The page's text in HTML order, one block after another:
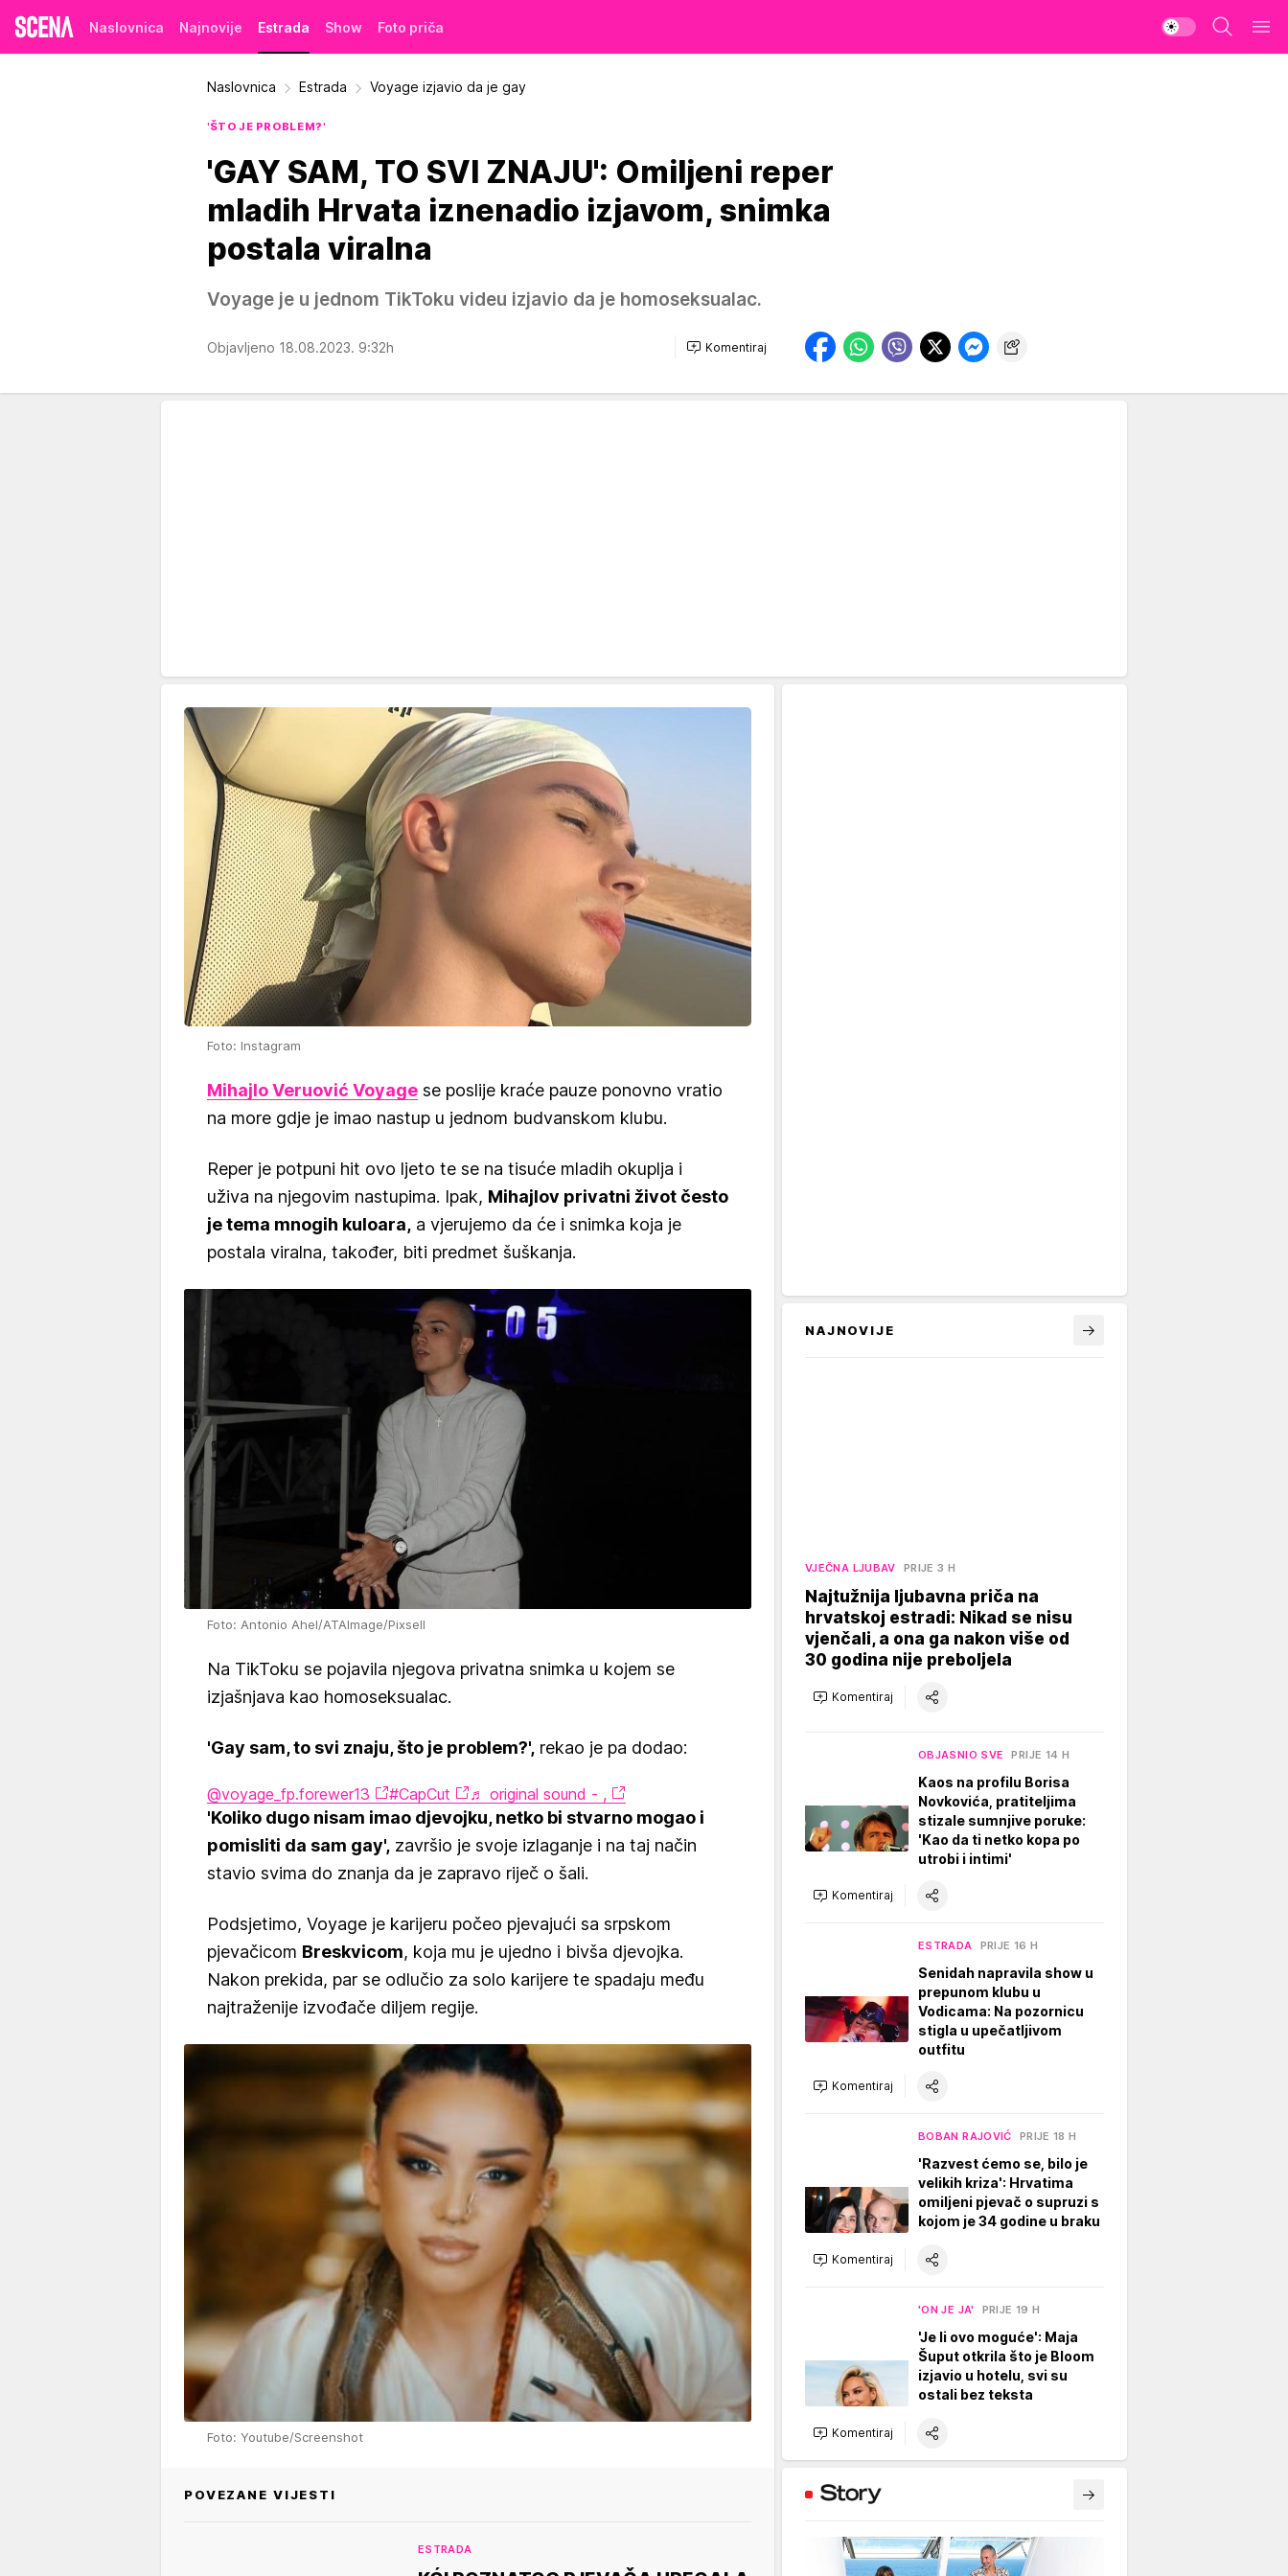
Naslovnica Najnovije Estrada Show Foto priča
Naslovnica Estrada Voyage izjavio da je gay
'ŠTO JE PROBLEM?'
'GAY SAM, TO SVI ZNAJU': Omiljeni reper
mladih Hrvata iznenadio izjavom, snimka
postala viralna
Voyage je u jednom TikToku videu izjavio da je homoseksualac.
Objavljeno 18.08.2023. 9:32h Komentiraj
Foto: Instagram
Mihajlo Veruović Voyage se poslije kraće pauze ponovno vratio
na more gdje je imao nastup u jednom budvanskom klubu.
Reper je potpuni hit ovo ljeto te se na tisuće mladih okuplja i
uživa na njegovim nastupima. Ipak, Mihajlov privatni život često
je tema mnogih kuloara, a vjerujemo da će i snimka koja je
postala viralna, također, biti predmet šuškanja.
Foto: Antonio Ahel/ATAImage/Pixsell
Na TikToku se pojavila njegova privatna snimka u kojem se
izjašnjava kao homoseksualac.
'Gay sam, to svi znaju, što je problem?', rekao je pa dodao:
@voyage_fp.forewer13 #CapCut ♬ original sound - ,
'Koliko dugo nisam imao djevojku, netko bi stvarno mogao i
pomisliti da sam gay', završio je svoje izlaganje i na taj način
stavio svima do znanja da je zapravo riječ o šali.
Podsjetimo, Voyage je karijeru počeo pjevajući sa srpskom
pjevačicom Breskvicom, koja mu je ujedno i bivša djevojka.
Nakon prekida, par se odlučio za solo karijere te spadaju među
najtraženije izvođače diljem regije.
Foto: Youtube/Screenshot
POVEZANE VIJESTI
ESTRADA
NAJNOVIJE
VJEČNA LJUBAV PRIJE 3 H
Najtužnija ljubavna priča na
hrvatskoj estradi: Nikad se nisu
vjenčali, a ona ga nakon više od
30 godina nije preboljela
Komentiraj
OBJASNIO SVE PRIJE 14 H
Kaos na profilu Borisa
Novkovića, pratiteljima
stizale sumnjive poruke:
'Kao da ti netko kopa po
utrobi i intimi'
Komentiraj
ESTRADA PRIJE 16 H
Senidah napravila show u
prepunom klubu u
Vodicama: Na pozornicu
stigla u upečatljivom
outfitu
Komentiraj
BOBAN RAJOVIĆ PRIJE 18 H
'Razvest ćemo se, bilo je
velikih kriza': Hrvatima
omiljeni pjevač o supruzi s
kojom je 34 godine u braku
Komentiraj
'ON JE JA' PRIJE 19 H
'Je li ovo moguće': Maja
Šuput otkrila što je Bloom
izjavio u hotelu, svi su
ostali bez teksta
Komentiraj